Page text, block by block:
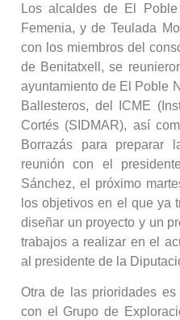
Los alcaldes de El
Femenia, y de Teulada
con los miembros del
de Benitatxell, se
ayuntamiento de El Poble
Ballesteros, del ICME
Cortés (SIDMAR), así
Borrazás para preparar
reunión con el
Sánchez, el próximo
los objetivos en el que ya
diseñar un proyecto y un
trabajos a realizar en el
al presidente de la
Otra de las prioridades
con el Grupo de